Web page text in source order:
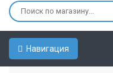
Навигация